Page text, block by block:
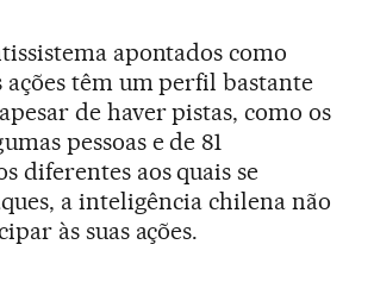
apontados como
ações têm um perfil bastante
de haver pistas, como os
pessoas e de 81
diferentes aos quais se
a inteligência chilena não
às suas ações.